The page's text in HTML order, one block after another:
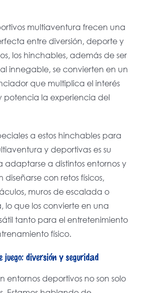
multiaventura frecen una
entre diversión, deporte y
los hinchables, además de ser
innegable, se convierten en un
que multiplica el interés
potencia la experiencia del
a estos hinchables para
y deportivas es su
a distintos entornos y
diseñarse con retos físicos,
muros de escalada o
lo que los convierte en una
tanto para el entretenimiento
físico.
juego: diversión y seguridad
entornos deportivos no son solo